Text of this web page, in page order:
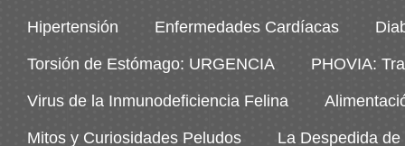
Hipertensión Enfermedades Cardíacas
Torsión de Estómago: URGENCIA PHOVIA:
Virus de la Inmunodeficiencia Felina
Mitos y Curiosidades Peludos La Despedida